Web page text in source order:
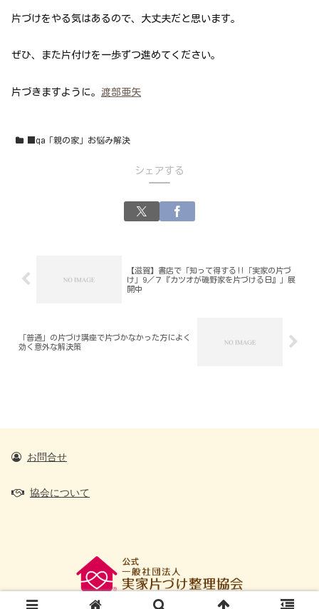
片づけをやる気はあるので、大丈夫だと思います。
ぜひ、また片付けを一歩ずつ進めてください。
片づきますように。 渡部亜矢
■qa「親の家」お悩み解決
シェアする
【滋賀】書店で「知って得する‼「実家の片づ
け」9／７『カツオが磯野家を片づける日』」展
開中
「普通」の片づけ講座で片づかなかった方によく
効く意外な解決策
お問合せ
協会について
@2016 All Rights Reserved.